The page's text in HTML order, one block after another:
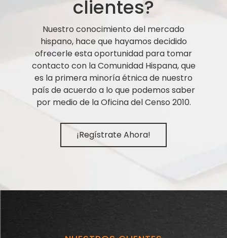
clientes?
Nuestro conocimiento del mercado
hispano, hace que hayamos decidido
ofrecerle esta oportunidad para tomar
contacto con la Comunidad Hispana, que
es la primera minoría étnica de nuestro
país de acuerdo a lo que podemos saber
por medio de la Oficina del Censo 2010.
¡Regístrate Ahora!